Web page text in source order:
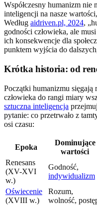
Współczesny humanizm nie
inteligencji na nasze
Według aidriven.pl, 2024,
godności człowieka, ale
ich konsekwencje dla
punktem wyjścia do
Krótka historia: od
Początki humanizmu sięgają
człowieka do rangi miary
sztuczna inteligencja
pytanie: co przetrwało z
osi czasu:
Epoka
Dominujące
wartości
Renesans
(XV-XVI
w.)
Godność,
indywidualizm
Oświecenie
(XVIII w.)
Rozum,
wolność,